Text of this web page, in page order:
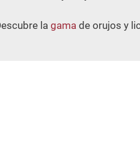
la gama de orujos y